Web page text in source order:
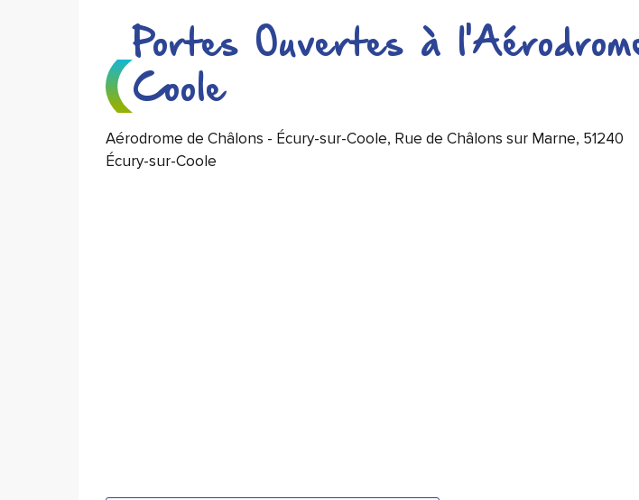
Portes Ouvertes à
Coole
Aérodrome de Châlons - Écury-sur-Coole, Rue de Châlons sur Marne, 51240
Écury-sur-Coole